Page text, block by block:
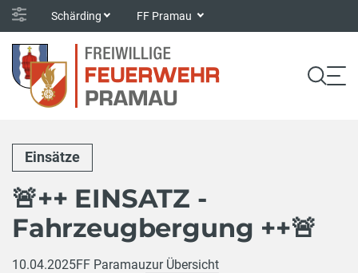
Schärding FF Pramau
Einsätze
🚨++ EINSATZ -
Fahrzeugbergung ++🚨
10.04.2025FF Paramauzur Übersicht